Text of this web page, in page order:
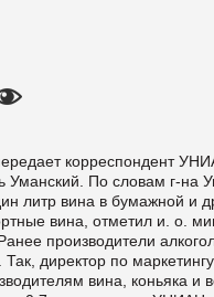
корреспондент
Уманский. По словам г-на
литр вина в бумажной и
вина, отметил и. о.
производители
Так, директор по
вина, коньяка и